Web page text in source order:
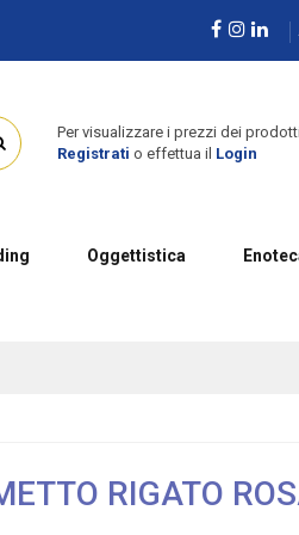
Per visualizzare i prezzi dei
Registrati o effettua il Login
Oggettistica
RIGATO